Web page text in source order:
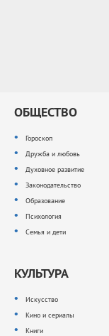
ОБЩЕСТВО
Гороскоп
Дружба и любовь
Духовное развитие
Законодательство
Образование
Психология
Семья и дети
КУЛЬТУРА
Искусство
Кино и сериалы
Книги